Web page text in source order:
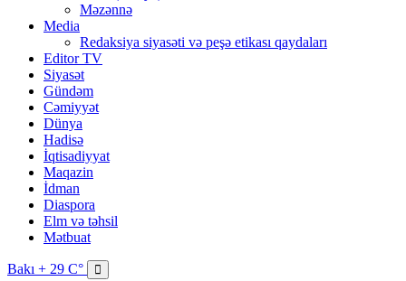
Məzənnə
Media
Redaksiya siyasəti və peşə etikası qaydaları
Editor TV
Siyasət
Gündəm
Cəmiyyət
Dünya
Hadisə
İqtisadiyyat
Maqazin
İdman
Diaspora
Elm və təhsil
Mətbuat
Bakı + 29 C°